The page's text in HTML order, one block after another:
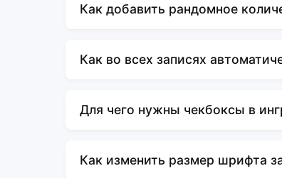
Как добавить рандомное
Как во всех записях
Для чего нужны чекбоксы в
Как изменить размер шрифта